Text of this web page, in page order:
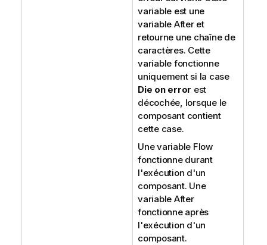
variable est une
variable After et
retourne une chaîne de
caractères. Cette
variable fonctionne
uniquement si la case
Die on error est
décochée, lorsque le
composant contient
cette case.
Une variable Flow
fonctionne durant
l'exécution d'un
composant. Une
variable After
fonctionne après
l'exécution d'un
composant.